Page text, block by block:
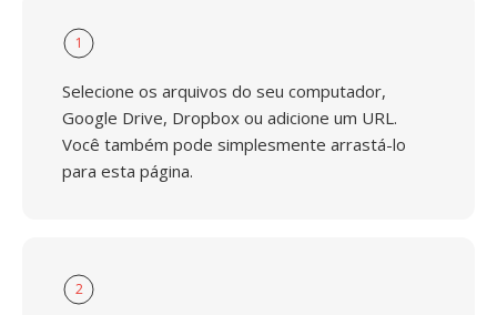
1
Selecione os arquivos do seu computador,
Google Drive, Dropbox ou adicione um URL.
Você também pode simplesmente arrastá-lo
para esta página.
2